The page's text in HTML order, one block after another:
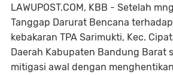
LAWUPOST.COM, KBB - Setelah
Tanggap Darurat Bencana
kebakaran TPA Sarimukti, Kec.
Daerah Kabupaten Bandung Barat
mitigasi awal dengan